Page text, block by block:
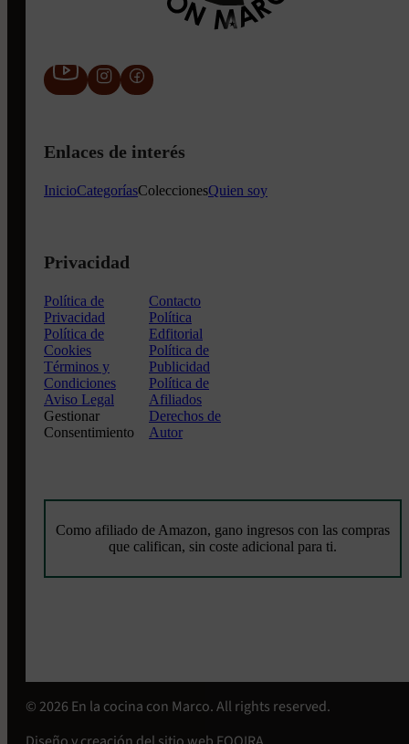
Enlaces de interés
InicioCategoríasColeccionesQuien soy
Privacidad
Política de
Privacidad
Política de
Cookies
Términos y
Condiciones
Aviso Legal
Gestionar
Consentimiento
Contacto
Política
Edfitorial
Política de
Publicidad
Política de
Afiliados
Derechos de
Autor
Como afiliado de Amazon, gano ingresos con las compras
que califican, sin coste adicional para ti.
© 2026 En la cocina con Marco. All rights reserved.